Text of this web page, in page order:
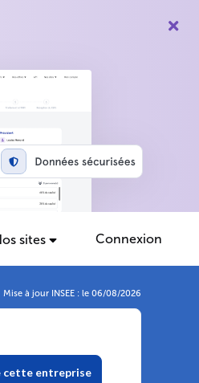
sites Connexion
Mise à jour INSEE : le 06/08/2026
cette entreprise